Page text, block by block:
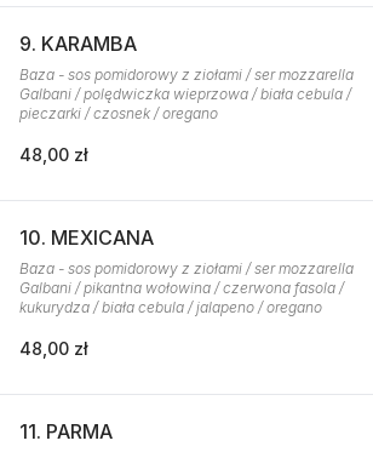
9. KARAMBA
Baza - sos pomidorowy z ziołami / ser mozzarella
Galbani / polędwiczka wieprzowa / biała cebula /
pieczarki / czosnek / oregano
48,00 zł
10. MEXICANA
Baza - sos pomidorowy z ziołami / ser mozzarella
Galbani / pikantna wołowina / czerwona fasola /
kukurydza / biała cebula / jalapeno / oregano
48,00 zł
11. PARMA